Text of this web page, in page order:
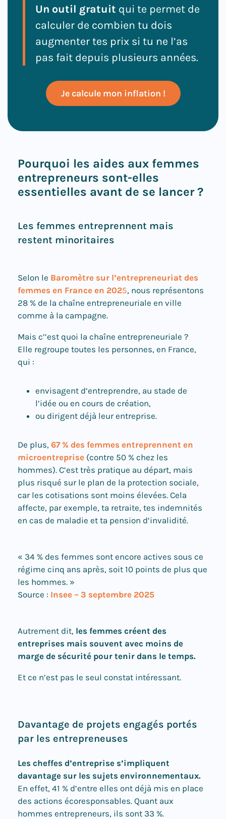
Un outil gratuit qui te permet de
calculer de combien tu dois
augmenter tes prix si tu ne l’as
pas fait depuis plusieurs années.
Je calcule mon inflation !
Pourquoi les aides aux femmes
entrepreneurs sont-elles
essentielles avant de se lancer ?
Les femmes entreprennent mais
restent minoritaires
Selon le Baromètre sur l’entrepreneuriat des
femmes en France en 2025, nous représentons
28 % de la chaîne entrepreneuriale en ville
comme à la campagne.
Mais c’’est quoi la chaîne entrepreneuriale ?
Elle regroupe toutes les personnes, en France,
qui :
envisagent d’entreprendre, au stade de
l’idée ou en cours de création,
ou dirigent déjà leur entreprise.
De plus, 67 % des femmes entreprennent en
microentreprise (contre 50 % chez les
hommes). C’est très pratique au départ, mais
plus risqué sur le plan de la protection sociale,
car les cotisations sont moins élevées. Cela
affecte, par exemple, ta retraite, tes indemnités
en cas de maladie et ta pension d’invalidité.
« 34 % des femmes sont encore actives sous ce
régime cinq ans après, soit 10 points de plus que
les hommes. »
Source : Insee – 3 septembre 2025
Autrement dit, les femmes créent des
entreprises mais souvent avec moins de
marge de sécurité pour tenir dans le temps.
Et ce n’est pas le seul constat intéressant.
Davantage de projets engagés portés
par les entrepreneuses
Les cheffes d’entreprise s’impliquent
davantage sur les sujets environnementaux.
En effet, 41 % d’entre elles ont déjà mis en place
des actions écoresponsables. Quant aux
hommes entrepreneurs, ils sont 33 %.